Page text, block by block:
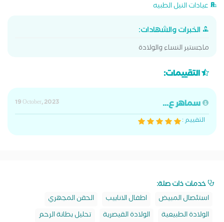
عيادات النيل الطبيه
الخبرات والشهادات:
ماجستير النساء والولادة
التقييمات:
سماهر ع...
19 October, 2023
التقييم :
خدمات ذات صلة:
استئصال المبيض
اطفال الانابيب
الحقن المجهري
الولادة الطبيعية
الولادة القيصرية
تحليل بطانة الرحم